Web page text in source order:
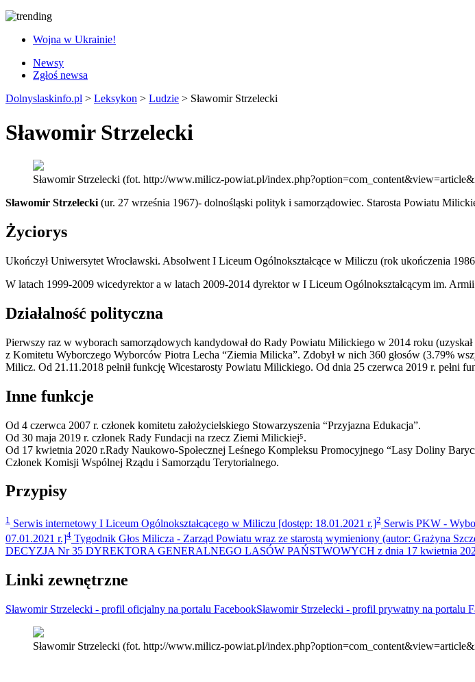
Wojna w Ukrainie!
Newsy
Zgłoś newsa
Dolnyslaskinfo.pl > Leksykon > Ludzie > Sławomir Strzelecki
Sławomir Strzelecki
Sławomir Strzelecki (fot. http://www.milicz-powiat.pl/
Sławomir Strzelecki (ur. 27 września 1967)- dolnośląski polityk i samorządowiec. Starosta Powiatu
Życiorys
Ukończył Uniwersytet Wrocławski. Absolwent I Liceum Ogólnokształcące w Miliczu (rok ukończenia
W latach 1999-2009 wicedyrektor a w latach 2009-2014 dyrektor w I Liceum Ogólnokształcącym im.
Działalność polityczna
Pierwszy raz w wyborach samorządowych kandydował do Rady Powiatu Milickiego w 2014 roku
z Komitetu Wyborczego Wyborców Piotra Lecha “Ziemia Milicka”. Zdobył w nich 360 głosów (3.79%
Milicz. Od ​ 21.11.2018​ pełnił funkcję Wicestarosty Powiatu Milickiego. O​d ​dnia ​ 25 czerwca ​2019 r. pełni
Inne funkcje
Od 4 czerwca 2007 r. członek komitetu założycielskiego Stowarzyszenia “Przyjazna Edukacja”.
Od 30 maja 2019 r. członek Rady Fundacji na rzecz Ziemi Milickiej⁵​.
Od 17 kwietnia 2020 r.Rady Naukowo-Społecznej Leśnego Kompleksu Promocyjnego “Lasy Doliny
Członek Komisji Wspólnej Rządu i Samorządu Terytorialnego.
Przypisy
1 Serwis internetowy I Liceum Ogólnokształcącego w Miliczu [dostęp: 18.01.2021 r.]2 Serwis PKW -
07.01.2021 r.]4 Tygodnik Głos Milicza - Zarząd Powiatu wraz ze starostą wymieniony (autor: Grażyna
DECYZJA Nr 35 DYREKTORA GENERALNEGO LASÓW PAŃSTWOWYCH z dnia 17 kwietnia
Linki zewnętrzne
Sławomir Strzelecki - profil oficjalny na portalu FacebookSławomir Strzelecki - profil prywatny na portalu
Sławomir Strzelecki (fot. http://www.milicz-powiat.pl/